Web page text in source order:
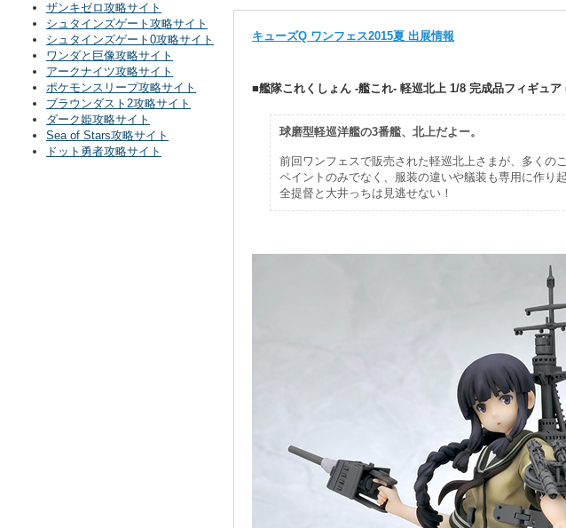
キューズQ ワンフェス2015夏 出展情報
■艦隊これくしょん -艦これ- 軽巡北上 1/8 完成品フィギュア
球磨型軽巡洋艦の3番艦、北上だよー。
前回ワンフェスで販売された軽巡北上さまが、多くの
ペイントのみでなく、服装の違いや艤装も専用に作り
全提督と大井っちは見逃せない！
ザンキゼロ攻略サイト
シュタインズゲート攻略サイト
シュタインズゲート0攻略サイト
ワンダと巨像攻略サイト
アークナイツ攻略サイト
ポケモンスリープ攻略サイト
ブラウンダスト2攻略サイト
ダーク姫攻略サイト
Sea of Stars攻略サイト
ドット勇者攻略サイト